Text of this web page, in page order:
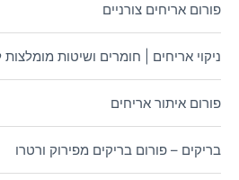
פורום אריחים צורניים
ניקוי אריחים | חומרים ושיטות מומלצות
פורום איתור אריחים
בריקים – פורום בריקים מפירוק ורטרו